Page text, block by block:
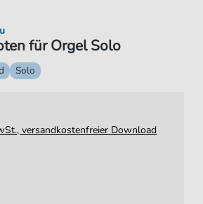
für Orgel Solo
Solo
versandkostenfreier Download